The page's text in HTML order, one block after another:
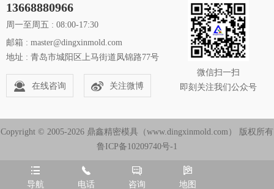

导航

电话

咨询

地图
13668880966
周一至周五 : 08:00-17:30
邮箱 : master@dingxinmold.com
地址 : 青岛市城阳区上马街道凤锦路77号
在线咨询 关注微博
微信扫一扫
即刻关注我们公众号
Copyright © 2005-2026 鼎鑫精密模具（www.dingxinmold.com） 版权所有
鲁ICP备10209740号-1